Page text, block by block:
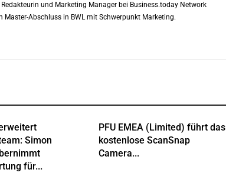
und Marketing Manager bei Business.today Network
Master-Abschluss in BWL mit Schwerpunkt Marketing.
Simon
für...
PFU EMEA (Limited) führt das
kostenlose ScanSnap
Camera...